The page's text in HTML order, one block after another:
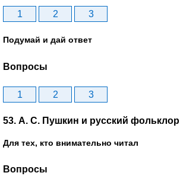
1 2 3
Подумай и дай ответ
Вопросы
1 2 3
53. А. С. Пушкин и русский фольклор
Для тех, кто внимательно читал
Вопросы